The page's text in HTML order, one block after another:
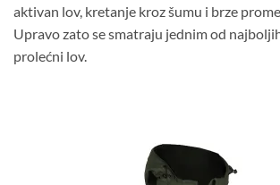
aktivan lov, kretanje kroz šumu i brze
Upravo zato se smatraju jednim od
prolećni lov.